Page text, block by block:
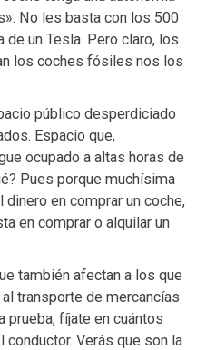
No les basta con los 500
de un Tesla. Pero claro, los
los coches fósiles nos los
público desperdiciado
Espacio que,
ocupado a altas horas de
Pues porque muchísima
en comprar un coche,
en comprar o alquilar un
también afectan a los que
transporte de mercancías
prueba, fíjate en cuántos
conductor. Verás que son la